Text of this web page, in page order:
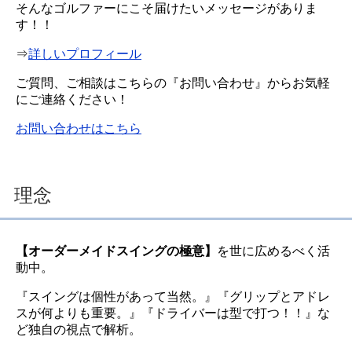
そんなゴルファーにこそ届けたいメッセージがありま
す！！
⇒詳しいプロフィール
ご質問、ご相談はこちらの『お問い合わせ』からお気軽
にご連絡ください！
お問い合わせはこちら
理念
【オーダーメイドスイングの極意】
を世に広めるべく活
動中。
『スイングは個性があって当然。』『グリップとアドレ
スが何よりも重要。』『ドライバーは型で打つ！！』な
ど独自の視点で解析。